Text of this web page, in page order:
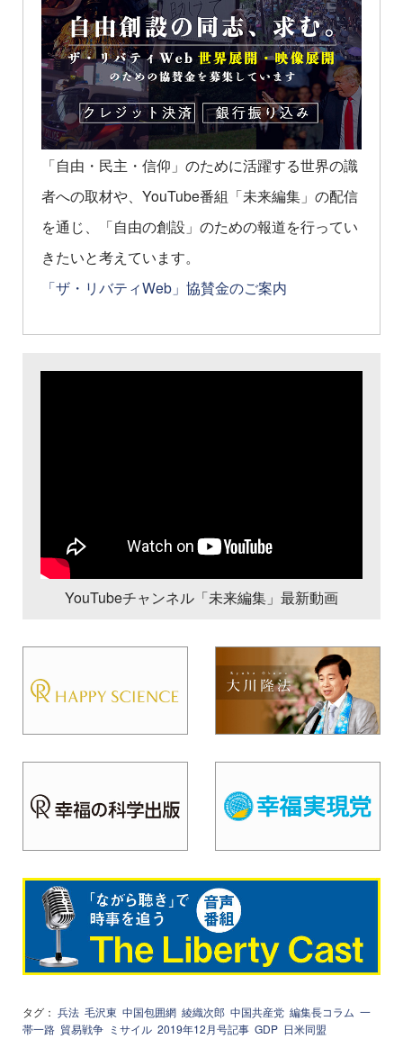
「自由・民主・信仰」のために活躍する世界の識
者への取材や、YouTube番組「未来編集」の配信
を通じ、「自由の創設」のための報道を行ってい
きたいと考えています。
「ザ・リバティWeb」協賛金のご案内
YouTubeチャンネル「未来編集」最新動画
タグ： 兵法 毛沢東 中国包囲網 綾織次郎 中国共産党 編集長コラム 一
帯一路 貿易戦争 ミサイル 2019年12月号記事 GDP 日米同盟